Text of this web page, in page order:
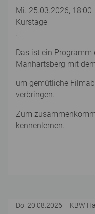
Mi. 25.03.2026, 18:00
Kurstage
.
Das ist ein Programm
Manhartsberg mit
um gemütliche
verbringen.
Zum
kennenlernen.
Do. 20.08.2026 | KBW